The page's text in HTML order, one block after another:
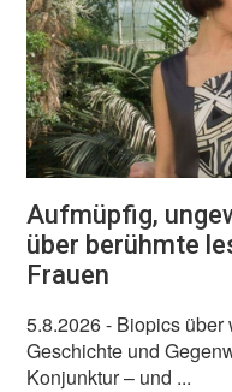
Aufmüpfig,
über berühmte
Frauen
5.8.2026- Biopics über
Geschichte und
Konjunktur – und ...